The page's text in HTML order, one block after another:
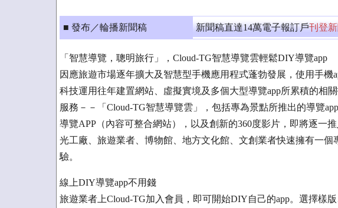
■ 發布／輪播新聞稿 新聞稿直達14萬電子報訂戶刊登
「智慧導覽，聰明旅行」，Cloud-TG智慧導覽雲輕鬆DIY導覽app
因應旅遊市場逐年擴大及智慧型手機應用程式蓬勃發展，使用手機
科技運用往年建置網站、虛擬實境及多個大型導覽app所累積的相
服務－－「Cloud-TG智慧導覽雲」，包括專為景點所推出的導覽
導覽APP（內容可整合網站），以及創新的360度影片，即將逐一
光工廠、旅遊業者、博物館、地方文化館、文創業者快速擁有一個
驗。
線上DIY導覽app不用錢
旅遊業者上Cloud-TG加入會員，即可開始DIY自己的app。選擇樣